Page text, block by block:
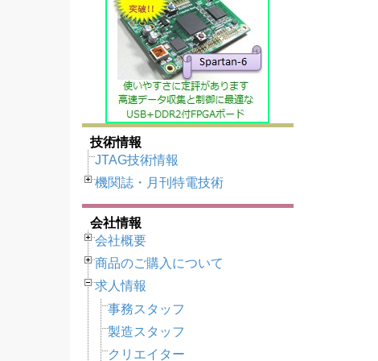
技術情報
JTAG技術情報
機関誌・月刊特電技術
会社情報
会社概要
商品のご購入について
求人情報
事務スタッフ
製造スタッフ
クリエイター